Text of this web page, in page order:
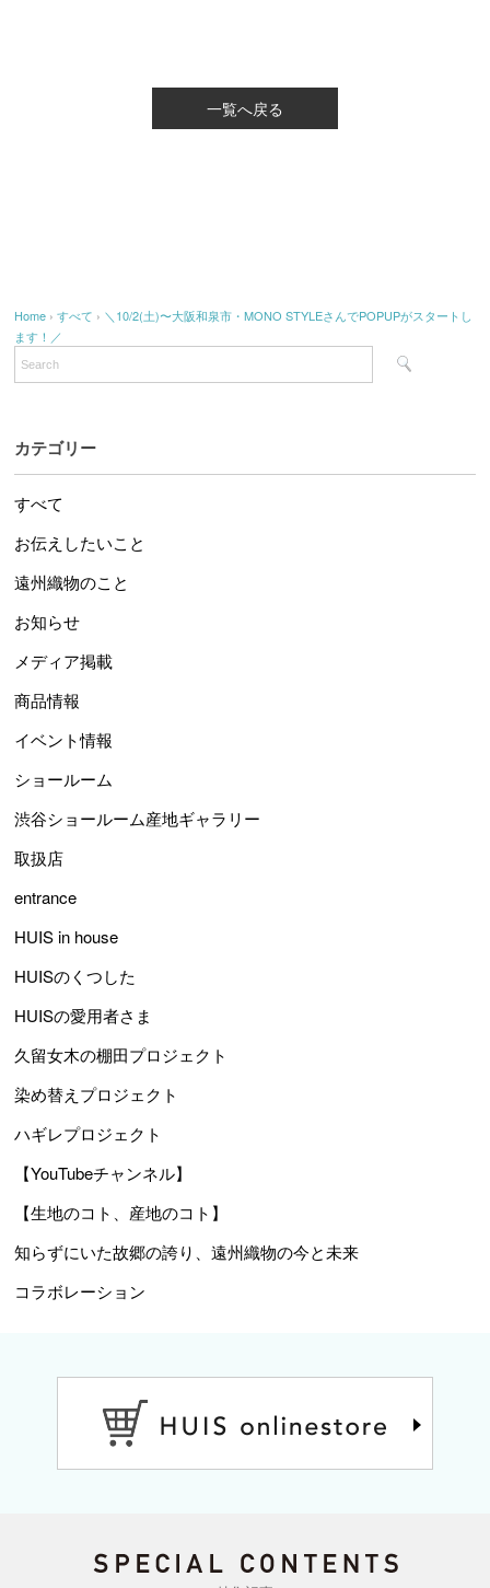
一覧へ戻る
Home ›すべて › ＼10/2(土)〜大阪和泉市・MONO STYLEさんでPOPUPがスタートし
ます！／
カテゴリー
すべて
お伝えしたいこと
遠州織物のこと
お知らせ
メディア掲載
商品情報
イベント情報
ショールーム
渋谷ショールーム産地ギャラリー
取扱店
entrance
HUIS in house
HUISのくつした
HUISの愛用者さま
久留女木の棚田プロジェクト
染め替えプロジェクト
ハギレプロジェクト
【YouTubeチャンネル】
【生地のコト、産地のコト】
知らずにいた故郷の誇り、遠州織物の今と未来
コラボレーション